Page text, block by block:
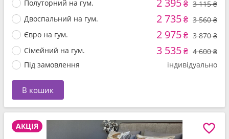
Полуторний на гум. 2 395₴ 3 115 ₴
Двоспальний на гум.
2 735₴ 3 560 ₴
Євро на гум.
2 975₴ 3 870 ₴
Сімейний на гум.
3 535₴ 4 600 ₴
Під замовлення
індивідуально
В кошик
АКЦІЯ